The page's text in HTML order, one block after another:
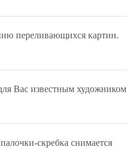
переливающихся картин.
Вас известным художником
скребка снимается